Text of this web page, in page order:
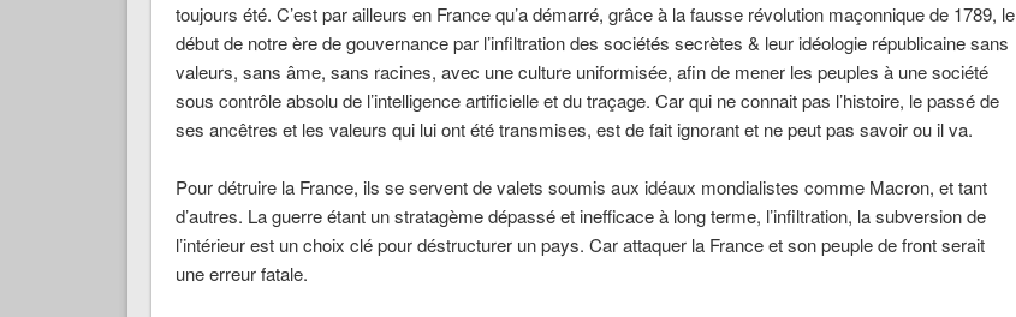
toujours été. C’est par ailleurs en France qu’a démarré, grâce à la fausse révolution maçonnique de 1789, le
début de notre ère de gouvernance par l’infiltration des sociétés secrètes & leur idéologie républicaine sans
valeurs, sans âme, sans racines, avec une culture uniformisée, afin de mener les peuples à une société
sous contrôle absolu de l’intelligence artificielle et du traçage. Car qui ne connait pas l’histoire, le passé de
ses ancêtres et les valeurs qui lui ont été transmises, est de fait ignorant et ne peut pas savoir ou il va.
Pour détruire la France, ils se servent de valets soumis aux idéaux mondialistes comme Macron, et tant
d’autres. La guerre étant un stratagème dépassé et inefficace à long terme, l’infiltration, la subversion de
l’intérieur est un choix clé pour déstructurer un pays. Car attaquer la France et son peuple de front serait
une erreur fatale.